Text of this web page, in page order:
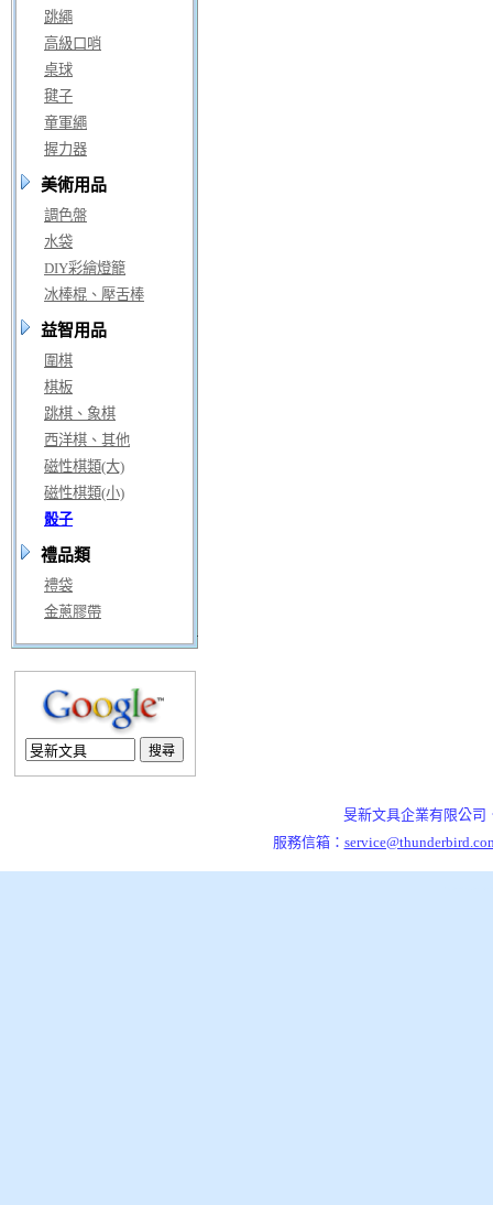
跳繩
高級口哨
桌球
毽子
童軍繩
握力器
美術用品
調色盤
水袋
DIY彩繪燈籠
冰棒棍、壓舌棒
益智用品
圍棋
棋板
跳棋、象棋
西洋棋、其他
磁性棋類(大)
磁性棋類(小)
骰子
禮品類
禮袋
金蔥膠帶
旻新文具企業有限公司
服務信箱：